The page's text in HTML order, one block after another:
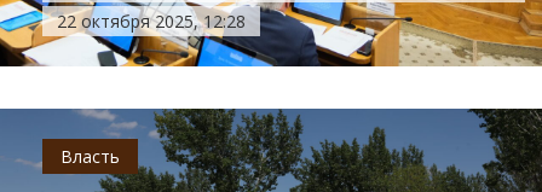
22 октября 2025, 12:28
Власть